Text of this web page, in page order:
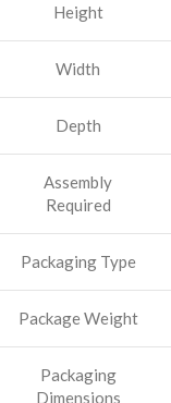
Height
Width
Depth
Assembly
Required
Packaging Type
Package Weight
Packaging
Dimensions